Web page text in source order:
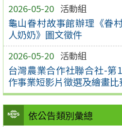
2026-05-20 活動組
龜山眷村故事館辦理《眷
人奶奶》圖文徵件
2026-05-20 活動組
台灣農業合作社聯合社-第
作事業短影片徵選及繪畫比
依公告類別彙總